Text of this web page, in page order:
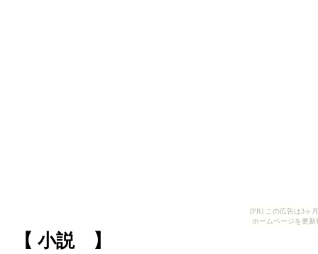
[PR] この広告は3ヶ
ホームページを更
【 小説】